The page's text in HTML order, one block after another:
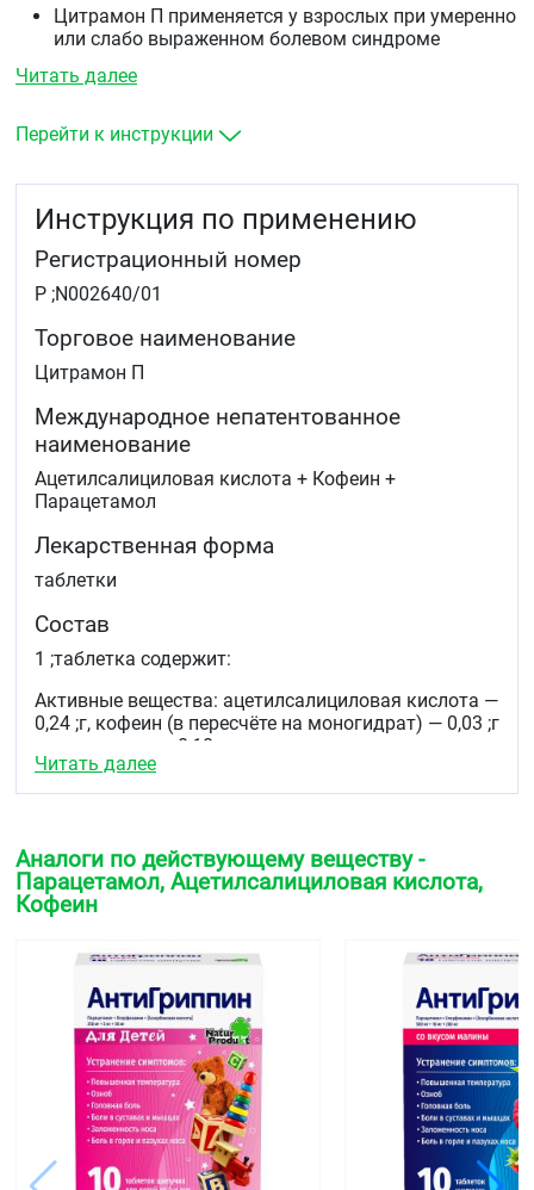
Цитрамон П применяется у взрослых при умеренно
или слабо выраженном болевом синдроме
зубная боль, невралгия, миалгия, грудной
при менструациях.
заболеваниях.
Читать далее
Перейти к инструкции
Инструкция по применению
Регистрационный номер
Р ;N002640/01
Торговое наименование
Цитрамон П
Международное непатентованное
наименование
Ацетилсалициловая кислота + Кофеин +
Парацетамол
Лекарственная форма
таблетки
Состав
1 ;таблетка содержит:
Активные вещества: ацетилсалициловая кислота —
0,24 ;г, кофеин (в пересчёте на моногидрат) — 0,03 ;г
парацетамол — 0,18 ;г
Вспомогательные вещества: какао-бобы порошок
0,0613 ;г, кальция стеарата моногидрат (кальция
стеарат 1-водный) — 0,0055 ;г, повидон
(поливинилпирролидон) — 0,0027 ;г, тальк — 0,0083
;г.
Описание
Таблетки светло-коричневого цвета с
вкраплениями, с запахом какао,
плоскоцилиндрической формы с риской и фаской.
Фармакотерапевтическая группа
Анальгезирующее средство комбинированное
(НПВП + анальгезирующее ненаркотическое
средство + психостимулирующее средство)
Читать далее
Аналоги по действующему веществу -
Парацетамол, Ацетилсалициловая кислота,
Кофеин